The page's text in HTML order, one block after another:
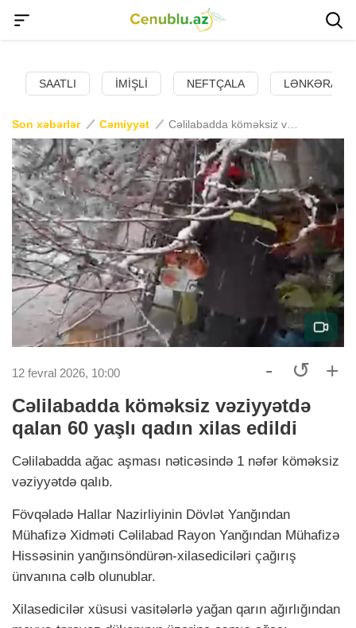
SAATLI İMIŞLI NEFTÇALA LƏNKƏRAN
Son xəbərlər Cəmiyyət
12 fevral 2026, 10:00 - ↺ +
Cəlilabadda köməksiz vəziyyətdə
qalan 60 yaşlı qadın xilas edildi
Cəlilabadda ağac aşması nəticəsində 1 nəfər köməksiz
vəziyyətdə qalıb.
Fövqəladə Hallar Nazirliyinin Dövlət Yanğından
Mühafizə Xidməti Cəlilabad Rayon Yanğından Mühafizə
Hissəsinin yanğınsöndürən-xilasediciləri çağırış
ünvanına cəlb olunublar.
Xilasedicilər xüsusi vasitələrlə yağan qarın ağırlığından